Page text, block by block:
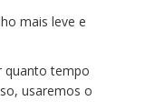
mais leve e
quanto tempo
usaremos o